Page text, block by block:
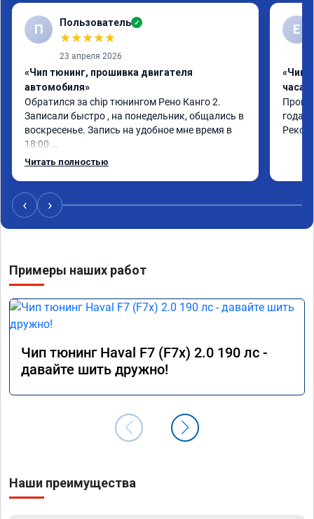
П Пользователь ✓
★★★★★
23 апреля 2026
«Чип тюнинг, прошивка двигателя
автомобиля»
Обратился за chip тюнингом Рено Канго 2.
Записали быстро , на понедельник, общались в
воскресенье. Запись на удобное мне время в
18:00.
Работу выполнили за 30 минут, качественно,
Читать полностью
Е
«Чип
часа»
года.
‹ ›
Примеры наших работ
Чип тюнинг Haval F7 (F7x) 2.0 190 лс -
давайте шить дружно!
Наши преимущества